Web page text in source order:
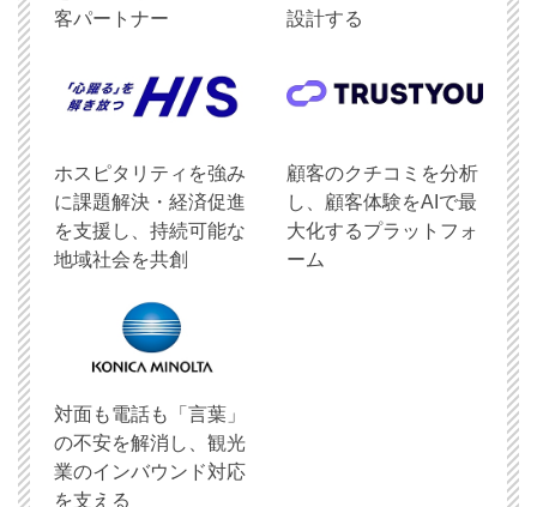
客パートナー
設計する
ホスピタリティを強み
に課題解決・経済促進
を支援し、持続可能な
地域社会を共創
顧客のクチコミを分析
し、顧客体験をAIで最
大化するプラットフォ
ーム
対面も電話も「言葉」
の不安を解消し、観光
業のインバウンド対応
を支える